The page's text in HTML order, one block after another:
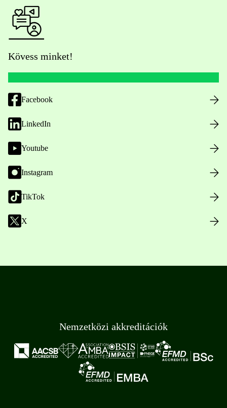
Kövess minket!
Facebook
LinkedIn
Youtube
Instagram
TikTok
X
Nemzetközi akkreditációk